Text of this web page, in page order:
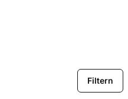
Filtern